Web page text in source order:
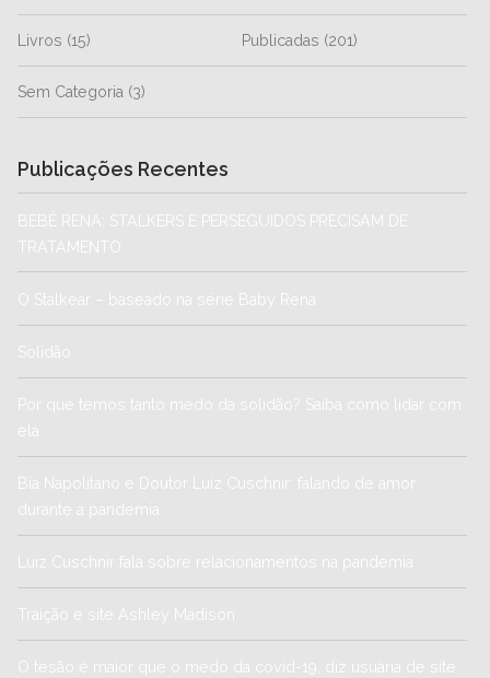
Livros (15) Publicadas (201)
Sem Categoria (3)
Publicações Recentes
BEBÊ RENA: STALKERS E PERSEGUIDOS PRECISAM DE
TRATAMENTO
O Stalkear – baseado na série Baby Rena
Solidão
Por que temos tanto medo da solidão? Saiba como lidar com
ela
Bia Napolitano e Doutor Luiz Cuschnir: falando de amor
durante a pandemia
Luiz Cuschnir fala sobre relacionamentos na pandemia
Traição e site Ashley Madison
O tesão é maior que o medo da covid-19, diz usuária de site